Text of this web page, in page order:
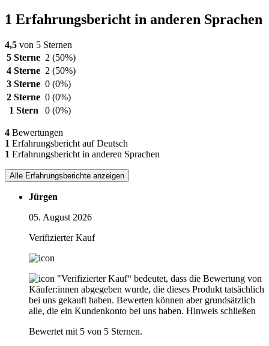
1 Erfahrungsbericht in anderen Sprachen
4,5 von 5 Sternen
5 Sterne 2 (50%)
4 Sterne 2 (50%)
3 Sterne 0 (0%)
2 Sterne 0 (0%)
1 Stern
0 (0%)
4 Bewertungen
1 Erfahrungsbericht auf Deutsch
1 Erfahrungsbericht in anderen Sprachen
Alle Erfahrungsberichte anzeigen
Jürgen
05. August 2026
Verifizierter Kauf
"Verifizierter Kauf“ bedeutet, dass die Bewertung von
Käufer:innen abgegeben wurde, die dieses Produkt tatsächlich
bei uns gekauft haben. Bewerten können aber grundsätzlich
alle, die ein Kundenkonto bei uns haben. Hinweis schließen
Bewertet mit 5 von 5 Sternen.